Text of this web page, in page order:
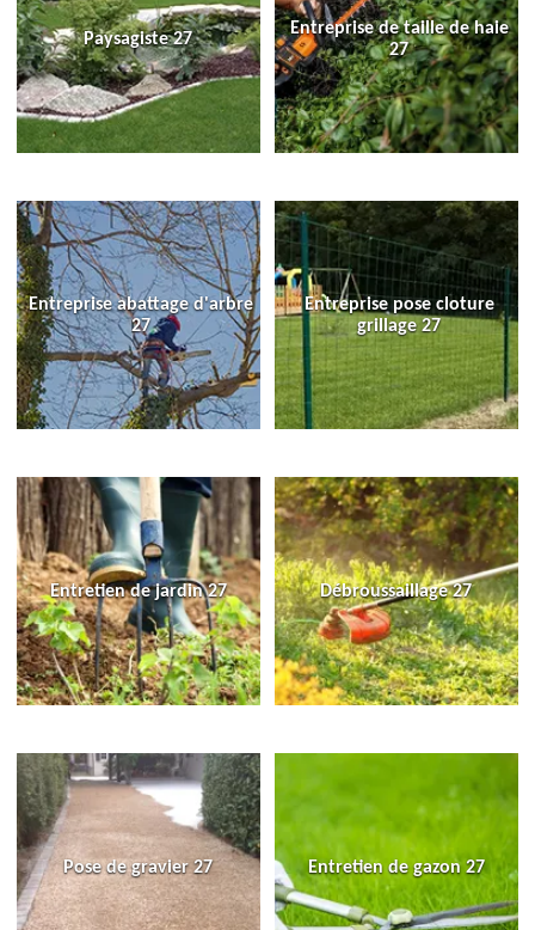
Paysagiste 27
Entreprise de taille de haie
27
Entreprise abattage d'arbre
27
Entreprise pose cloture
grillage 27
Entretien de jardin 27 Débroussaillage 27
Pose de gravier 27 Entretien de gazon 27